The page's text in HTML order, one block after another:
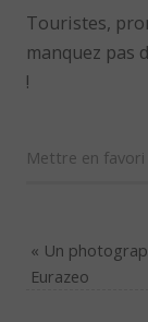
Touristes,
manquez pas
!
Mettre en favori
« Un
Eurazeo